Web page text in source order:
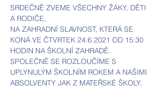
SRDEČNĚ ZVEME VŠECHNY ŽÁKY, DĚTI
A RODIČE,
NA ZAHRADNÍ SLAVNOST, KTERÁ SE
KONÁ VE ČTVRTEK 24.6.2021 OD 15:30
HODIN NA ŠKOLNÍ ZAHRADĚ.
SPOLEČNĚ SE ROZLOUČÍME S
UPLYNULÝM ŠKOLNÍM ROKEM A NAŠIMI
ABSOLVENTY JAK Z MATEŘSKÉ ŠKOLY,